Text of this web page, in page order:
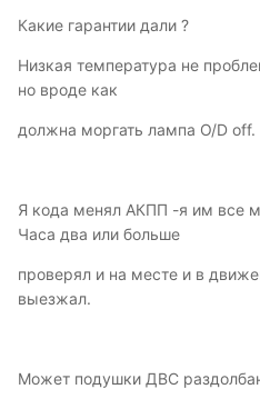
Какие гарантии дали ?
Низкая температура не
но вроде как
должна моргать лампа O/D off.
Я кода менял АКПП -я им все
Часа два или больше
проверял и на месте и в
выезжал.
Может подушки ДВС